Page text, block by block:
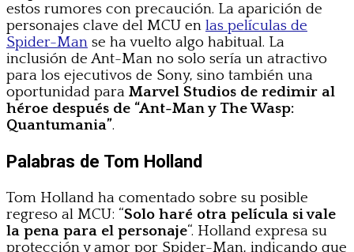
estos rumores con precaución. La aparición de
personajes clave del MCU en las películas de
Spider-Man se ha vuelto algo habitual. La
inclusión de Ant-Man no solo sería un atractivo
para los ejecutivos de Sony, sino también una
oportunidad para Marvel Studios de redimir al
héroe después de “Ant-Man y The Wasp:
Quantumania”.
Palabras de Tom Holland
Tom Holland ha comentado sobre su posible
regreso al MCU: “Solo haré otra película si vale
la pena para el personaje“. Holland expresa su
protección y amor por Spider-Man, indicando que